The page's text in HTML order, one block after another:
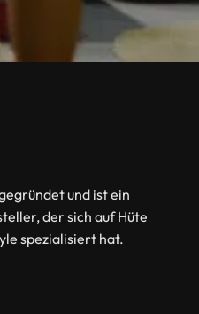
und ist ein
der sich auf Hüte
spezialisiert hat.